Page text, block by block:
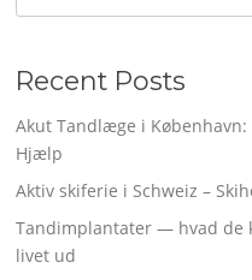
Recent Posts
Akut Tandlæge i
Hjælp
Aktiv skiferie i Schweiz –
Tandimplantater — hvad de
livet ud